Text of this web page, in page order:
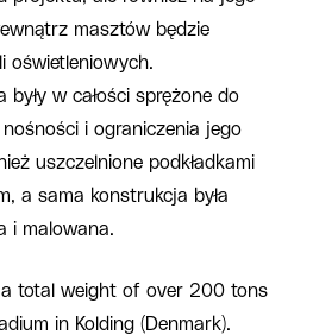
masztów będzie
oświetleniowych.
były w całości sprężone do
i ograniczenia jego
uszczelnione podkładkami
a sama konstrukcja była
i malowana.
total weight of over 200 tons
in Kolding (Denmark).